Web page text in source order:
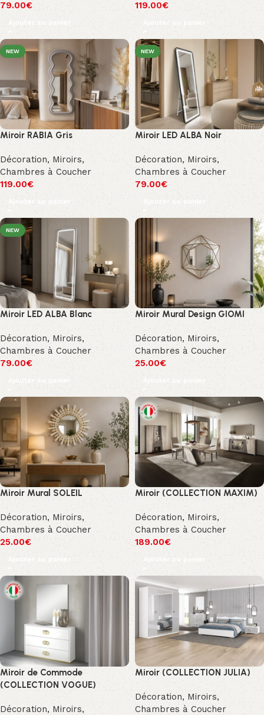
79.00€
Ajouter au panier
119.00€
Ajouter au panier
NEW
Miroir RABIA Gris
Décoration, Miroirs,
Chambres à Coucher
119.00€
Ajouter au panier
NEW
Miroir LED ALBA Noir
Décoration, Miroirs,
Chambres à Coucher
79.00€
Ajouter au panier
NEW
Miroir LED ALBA Blanc
Décoration, Miroirs,
Chambres à Coucher
79.00€
Ajouter au panier
Miroir Mural Design GIOMI
Décoration, Miroirs,
Chambres à Coucher
25.00€
Ajouter au panier
Miroir Mural SOLEIL
Décoration, Miroirs,
Chambres à Coucher
25.00€
Ajouter au panier
Miroir (COLLECTION MAXIM)
Décoration, Miroirs,
Chambres à Coucher
189.00€
Ajouter au panier
Miroir de Commode
(COLLECTION VOGUE)
Décoration, Miroirs,
Miroir (COLLECTION JULIA)
Décoration, Miroirs,
Chambres à Coucher